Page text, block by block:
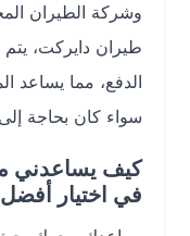
وشركة الطيران
طيران دايركت، يتم
الدفع، مما يساعد
سواء كان بحاجة إلى
كيف يساعدني
في اختيار أفضل